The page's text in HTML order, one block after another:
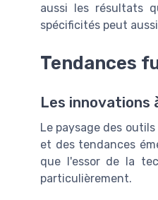
aussi les résultats
spécificités peut
Tendances
Les innovations
Le paysage des
et des tendances
que l'essor de la
particulièrement.